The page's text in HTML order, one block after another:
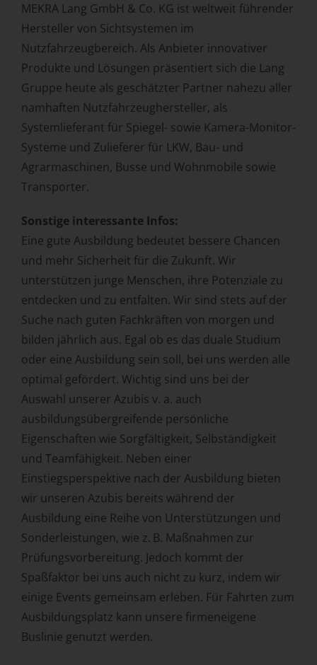
MEKRA Lang GmbH & Co. KG ist weltweit führender
Hersteller von Sichtsystemen im
Nutzfahrzeugbereich. Als Anbieter innovativer
Produkte und Lösungen präsentiert sich die Lang
Gruppe heute als geschätzter Partner nahezu aller
namhaften Nutzfahrzeughersteller, als
Systemlieferant für Spiegel- sowie Kamera-Monitor-
Systeme und Zulieferer für LKW, Bau- und
Agrarmaschinen, Busse und Wohnmobile sowie
Transporter.
Sonstige interessante Infos:
Eine gute Ausbildung bedeutet bessere Chancen
und mehr Sicherheit für die Zukunft. Wir
unterstützen junge Menschen, ihre Potenziale zu
entdecken und zu entfalten. Wir sind stets auf der
Suche nach guten Fachkräften von morgen und
bilden jährlich aus. Egal ob es das duale Studium
oder eine Ausbildung sein soll, bei uns werden alle
optimal gefördert. Wichtig sind uns bei der
Auswahl unserer Azubis v. a. auch
ausbildungsübergreifende persönliche
Eigenschaften wie Sorgfältigkeit, Selbständigkeit
und Teamfähigkeit. Neben einer
Einstiegsperspektive nach der Ausbildung bieten
wir unseren Azubis bereits während der
Ausbildung eine Reihe von Unterstützungen und
Sonderleistungen, wie z. B. Maßnahmen zur
Prüfungsvorbereitung. Jedoch kommt der
Spaßfaktor bei uns auch nicht zu kurz, indem wir
einige Events gemeinsam erleben. Für Fahrten zum
Ausbildungsplatz kann unsere firmeneigene
Buslinie genutzt werden.